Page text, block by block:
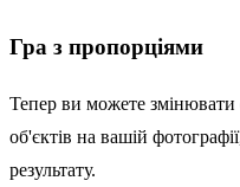
Гра з пропорціями
Тепер ви можете
об'єктів на вашій
результату.